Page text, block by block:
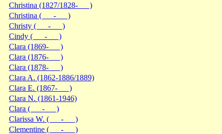
Christina (1827/1828- )
Christina ( - )
Christy ( - )
Cindy ( - )
Clara (1869- )
Clara (1876- )
Clara (1878- )
Clara A. (1862-1886/1889)
Clara E. (1867- )
Clara N. (1861-1946)
Clara ( - )
Clarissa W. ( - )
Clementine ( - )